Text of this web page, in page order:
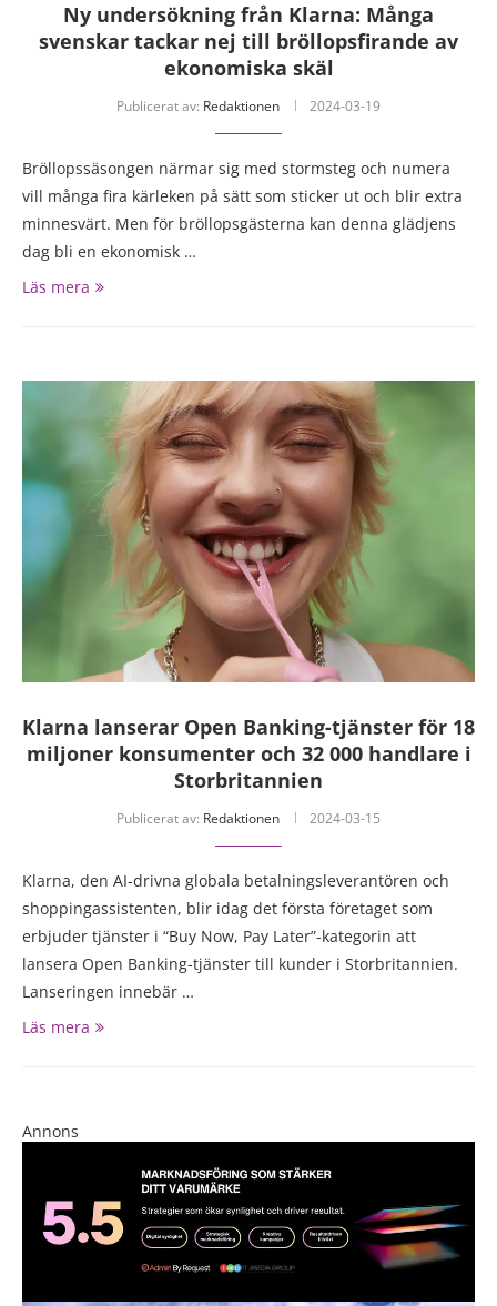
Ny undersökning från Klarna: Många
svenskar tackar nej till bröllopsfirande av
ekonomiska skäl
Publicerat av: Redaktionen 2024-03-19
Bröllopssäsongen närmar sig med stormsteg och numera
vill många fira kärleken på sätt som sticker ut och blir extra
minnesvärt. Men för bröllopsgästerna kan denna glädjens
dag bli en ekonomisk …
Läs mera
Klarna lanserar Open Banking-tjänster för 18
miljoner konsumenter och 32 000 handlare i
Storbritannien
Publicerat av: Redaktionen 2024-03-15
Klarna, den AI-drivna globala betalningsleverantören och
shoppingassistenten, blir idag det första företaget som
erbjuder tjänster i “Buy Now, Pay Later”-kategorin att
lansera Open Banking-tjänster till kunder i Storbritannien.
Lanseringen innebär …
Läs mera
Annons